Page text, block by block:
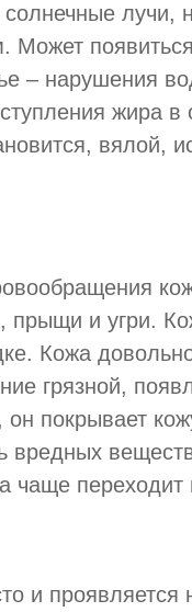
лучи,
– нарушения
жира
вялой,
прыщи и угри.
Кожа
грязной,
покрывает
вредных
переходит
и